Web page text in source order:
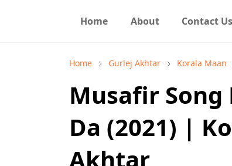
Home About Contact Us
Home Gurlej Akhtar Korala Maan
Musafir Song
Da (2021) |
Akhtar